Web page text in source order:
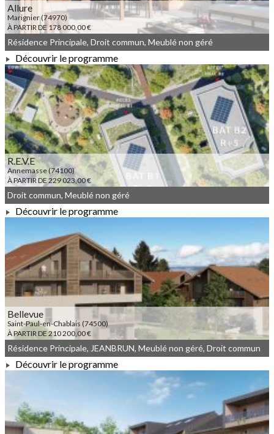
Allure
Marignier (74970)
À PARTIR DE 178 000,00 €
À PARTIR DE 178 000,00 €
Résidence Principale, Droit commun, Meublé non géré
Découvrir le programme
R.E.V.E
Annemasse (74100)
À PARTIR DE 229 023,00 €
À PARTIR DE 229 023,00 €
Droit commun, Meublé non géré
Découvrir le programme
Bellevue
Saint-Paul-en-Chablais (74500)
À PARTIR DE 210 200,00 €
À PARTIR DE 210 200,00 €
Résidence Principale, JEANBRUN, Meublé non géré, Droit commun
Découvrir le programme